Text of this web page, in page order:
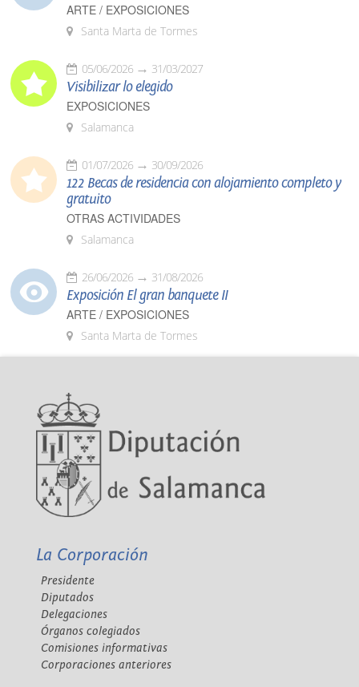
ARTE / EXPOSICIONES
Santa Marta de Tormes
05/06/2026 31/03/2027
Visibilizar lo elegido
EXPOSICIONES
Salamanca
01/07/2026 30/09/2026
122 Becas de residencia con alojamiento completo y
gratuito
OTRAS ACTIVIDADES
Salamanca
26/06/2026 31/08/2026
Exposición El gran banquete II
ARTE / EXPOSICIONES
Santa Marta de Tormes
La Corporación
Presidente
Diputados
Delegaciones
Órganos colegiados
Comisiones informativas
Corporaciones anteriores